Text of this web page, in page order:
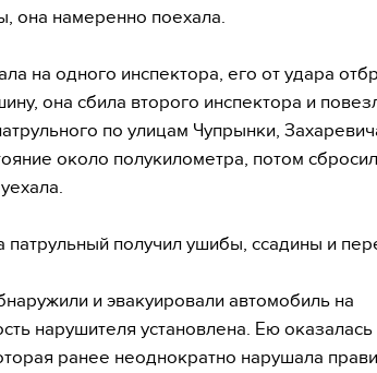
она намеренно поехала.
на одного инспектора, его от удара
она сбила второго инспектора и
по улицам Чупрынки,
около полукилометра, потом
патрульный получил ушибы, ссадины и
и эвакуировали автомобиль на
нарушителя установлена. Ею оказалась
ранее неоднократно нарушала